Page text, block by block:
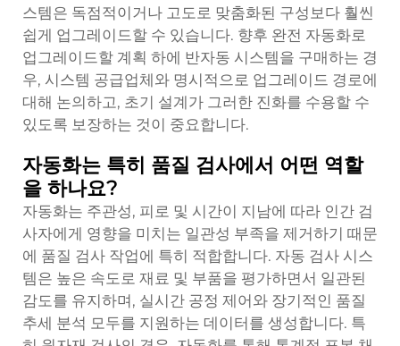
스템은 독점적이거나 고도로 맞춤화된 구성보다 훨씬
쉽게 업그레이드할 수 있습니다. 향후 완전 자동화로
업그레이드할 계획 하에 반자동 시스템을 구매하는 경
우, 시스템 공급업체와 명시적으로 업그레이드 경로에
대해 논의하고, 초기 설계가 그러한 진화를 수용할 수
있도록 보장하는 것이 중요합니다.
자동화는 특히 품질 검사에서 어떤 역할
을 하나요?
자동화는 주관성, 피로 및 시간이 지남에 따라 인간 검
사자에게 영향을 미치는 일관성 부족을 제거하기 때문
에 품질 검사 작업에 특히 적합합니다. 자동 검사 시스
템은 높은 속도로 재료 및 부품을 평가하면서 일관된
감도를 유지하며, 실시간 공정 제어와 장기적인 품질
추세 분석 모두를 지원하는 데이터를 생성합니다. 특